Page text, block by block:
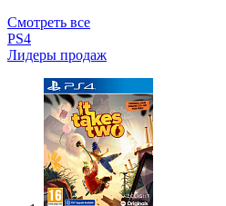
Смотреть все
PS4
Лидеры продаж